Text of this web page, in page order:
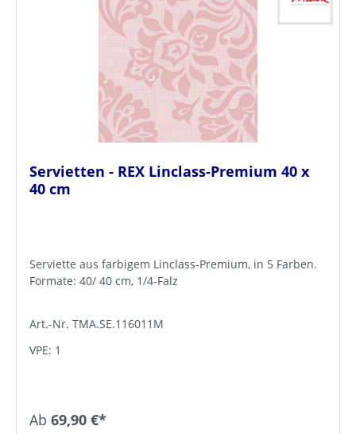
Servietten - REX Linclass-Premium 40 x
40 cm
Serviette aus farbigem Linclass-Premium, in 5 Farben.
Formate: 40/ 40 cm, 1/4-Falz
Art.-Nr. TMA.SE.116011M
VPE: 1
Ab 69,90 €*